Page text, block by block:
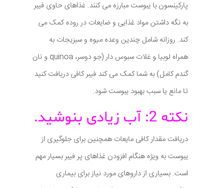
پارکینسون با یبوست مبارزه می کنند. غذاهای حاوی فیبر
به نگه داشتن مواد غذایی و ضایعات در روده کمک می
کند. روزانه شامل چندین وعده میوه و سبزیجات به
همراه لوبیا و غلات سبوس دار (جو دوسر، quinoa و نان
گندم کامل) به شما کمک می کند فیبر کافی دریافت کنید
تا مانع یا سبب بهبود یبوست شود.
نکته 2: آب زیادی بنوشید.
دریافت مقدار کافی مایعات همچنین برای جلوگیری از
یبوست به ویژه هنگام افزودن غذاهای پر فیبر بسیار مهم
است. بسیاری از داروهای مورد نیاز برای بیماری